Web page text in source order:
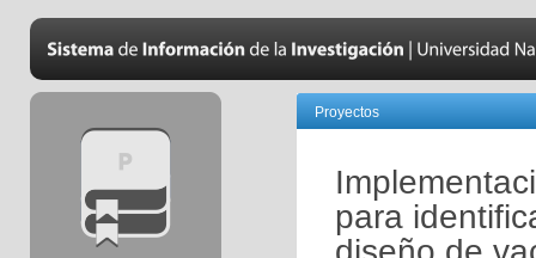
Proyectos
para